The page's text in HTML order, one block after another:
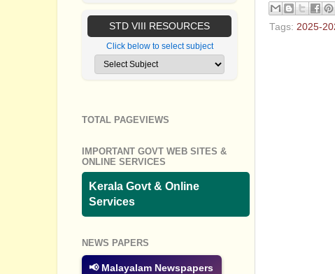
Tags: 2025-
STD VIII RESOURCES
Click below to select subject
TOTAL PAGEVIEWS
IMPORTANT GOVT WEB SITES &
ONLINE SERVICES
Kerala Govt & Online
Services
NEWS PAPERS
📢 Malayalam Newspapers